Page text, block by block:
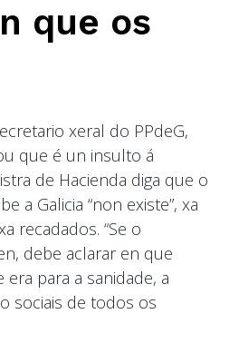
que os
xeral do PPdeG,
que é un insulto á
de Hacienda diga que o
a Galicia “non existe”, xa
recadados. “Se o
debe aclarar en que
para a sanidade, a
sociais de todos os